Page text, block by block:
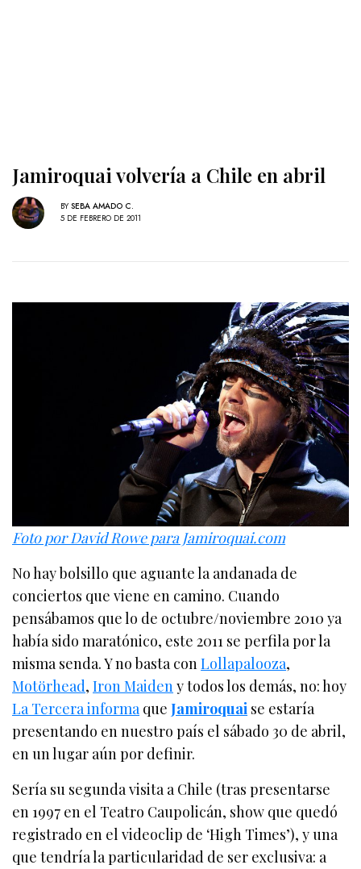
Jamiroquai volvería a Chile en abril
BY SEBA AMADO C.
5 DE FEBRERO DE 2011
Foto por David Rowe para Jamiroquai.com
No hay bolsillo que aguante la andanada de
conciertos que viene en camino. Cuando
pensábamos que lo de octubre/noviembre 2010 ya
había sido maratónico, este 2011 se perfila por la
misma senda. Y no basta conLollapalooza,
Motörhead,Iron Maideny todos los demás, no: hoy
La Tercera informaqueJamiroquai se estaría
presentando en nuestro país el sábado 30 de abril,
en un lugar aún por definir.
Sería su segunda visita a Chile (tras presentarse
en 1997 en el Teatro Caupolicán, show que quedó
registrado en el videoclip de ‘High Times’), y una
que tendría la particularidad de ser exclusiva: a